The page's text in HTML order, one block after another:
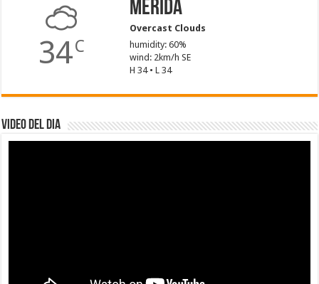
34C
Mérida
Overcast Clouds
humidity: 60%
wind: 2km/h SE
H 34 • L 34
Video del dia